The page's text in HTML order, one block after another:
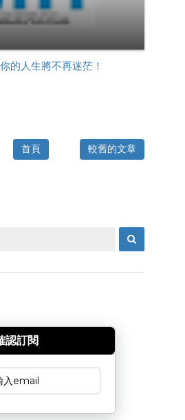
的人生將不再迷茫！
較舊的文章
首頁
閱文章
認訂閱